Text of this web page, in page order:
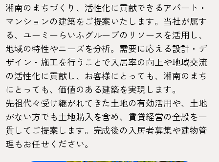
湘南のまちづくり、活性化に貢献できるアパート・
マンションの建築をご提案いたします。当社が属す
る、ユーミーらいふグループのリソースを活用し、
地域の特性やニーズを分析。需要に応える設計・デ
ザイン・施工を行うことで入居率の向上や地域交流
の活性化に貢献し、お客様にとっても、湘南のまち
にとっても、価値のある建築を実現します。
先祖代々受け継がれてきた土地の有効活用や、土地
がない方でも土地購入を含め、賃貸経営の全般を一
貫してご提案します。完成後の入居者募集や建物管
理もお任せください。